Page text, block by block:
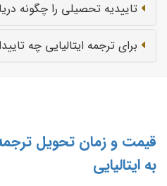
تاییدیه تحصیلی را چگونه
برای ترجمه ایتالیایی چه
قیمت و زمان تحویل
به ایتالیایی